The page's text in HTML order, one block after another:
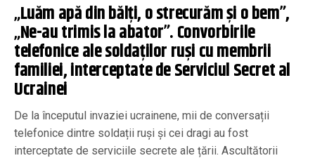
„Luăm apă din bălţi, o strecurăm şi o bem”,
„Ne-au trimis la abator”. Convorbirile
telefonice ale soldaților ruși cu membrii
familiei, interceptate de Serviciul Secret al
Ucrainei
De la începutul invaziei ucrainene, mii de conversații
telefonice dintre soldații ruși și cei dragi au fost
interceptate de serviciile secrete ale țării. Ascultătorii